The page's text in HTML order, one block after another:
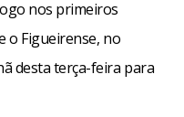
nos primeiros
o Figueirense, no
desta terça-feira para